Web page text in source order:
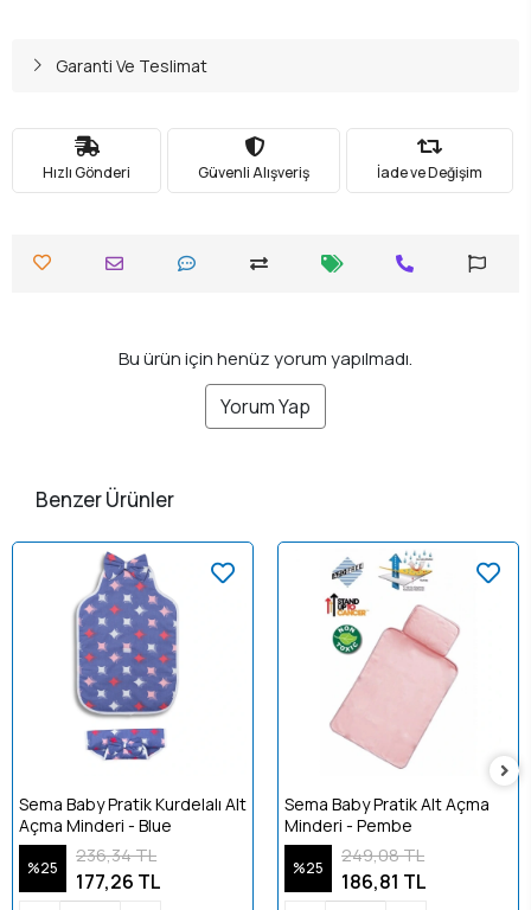
Garanti Ve Teslimat
Hızlı Gönderi Güvenli Alışveriş İade ve Değişim
Bu ürün için henüz yorum yapılmadı.
Yorum Yap
Benzer Ürünler
Sema Baby Pratik Kurdelalı Alt
Açma Minderi - Blue
%25
236,34 TL
177,26 TL
Sema Baby Pratik Alt Açma
Minderi - Pembe
%25
249,08 TL
186,81 TL